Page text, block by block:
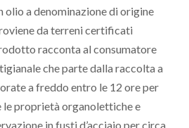
olio a denominazione di origine
da terreni certificati
racconta al consumatore
che parte dalla raccolta a
a freddo entro le 12 ore per
proprietà organolettiche e
in fusti d’acciaio per circa